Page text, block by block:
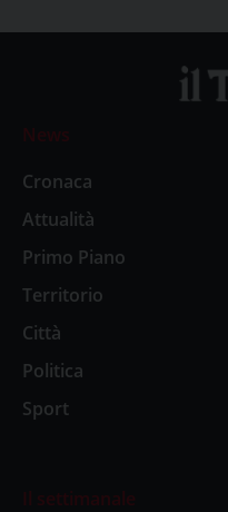
News
Cronaca
Attualità
Primo Piano
Territorio
Città
Politica
Sport
Il settimanale